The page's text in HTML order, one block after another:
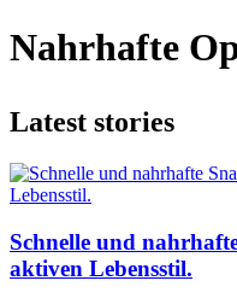
Nahrhafte
Latest stories
Schnelle und
aktiven Lebensstil.